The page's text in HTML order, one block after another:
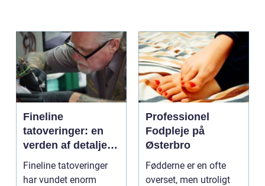
Fineline
tatoveringer: en
verden af detaljer
og elegance
Fineline tatoveringer
har vundet enorm
Professionel
Fodpleje på
Østerbro
Fødderne er en ofte
overset, men utroligt